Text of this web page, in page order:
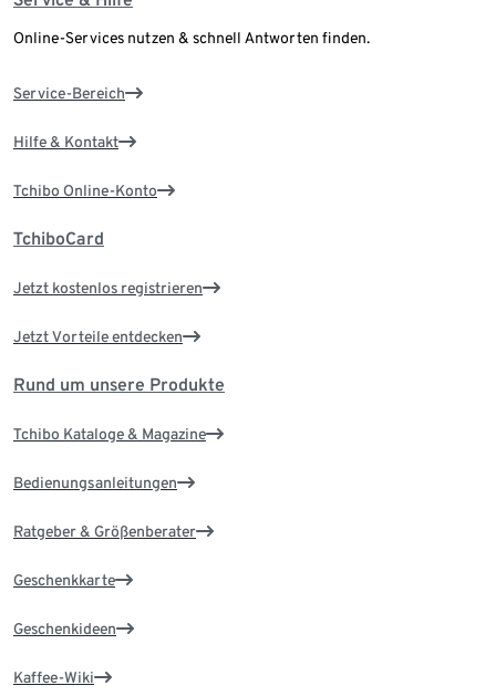
Online-Services nutzen & schnell Antworten finden.
Service-Bereich
Hilfe & Kontakt
Tchibo Online-Konto
TchiboCard
Jetzt kostenlos registrieren
Jetzt Vorteile entdecken
Rund um unsere Produkte
Tchibo Kataloge & Magazine
Bedienungsanleitungen
Ratgeber & Größenberater
Geschenkkarte
Geschenkideen
Kaffee-Wiki